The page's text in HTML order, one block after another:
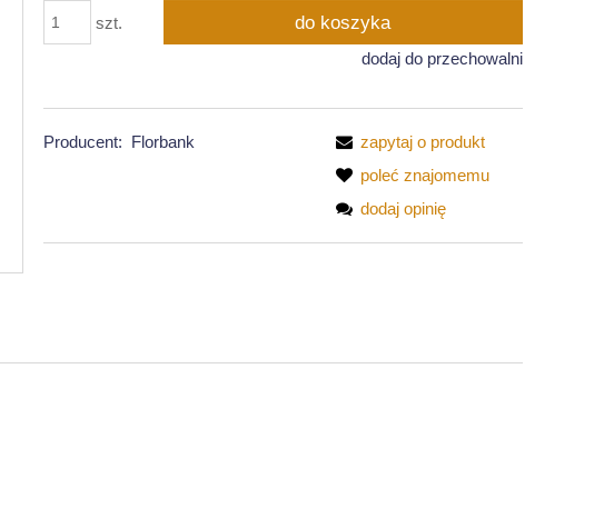
szt. do koszyka
dodaj do przechowalni
Producent: Florbank
zapytaj o produkt
poleć znajomemu
dodaj opinię